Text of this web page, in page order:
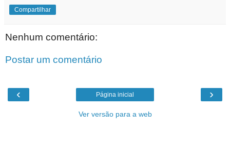
Compartilhar
Nenhum comentário:
Postar um comentário
‹ ›
Página inicial
Ver versão para a web